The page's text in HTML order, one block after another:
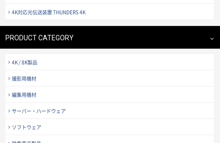
4K対応光伝送装置 THUNDERS 4K
PRODUCT CATEGORY
4K / 8K製品
撮影用機材
編集用機材
サーバー・ハードウェア
ソフトウェア